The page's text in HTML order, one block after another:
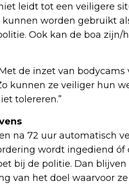
leidt tot een veiligere
worden gebruikt
Ook kan de boa
de inzet van
kunnen ze veiliger hun
tolereren.”
na 72 uur automatisch
wordt ingediend
bij de politie. Dan
van het doel waarvoor